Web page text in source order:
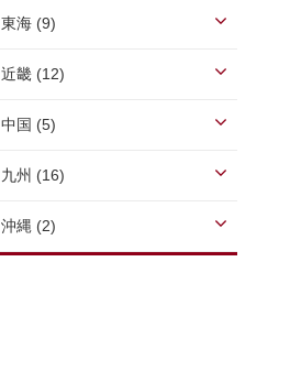
東海 (9)
近畿 (12)
中国 (5)
九州 (16)
沖縄 (2)